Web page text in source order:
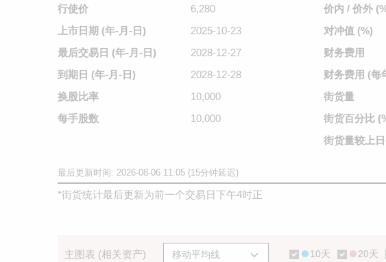
行使价
6,280
上市日期 (年-月-日)
2025-10-23
最后交易日 (年-月-日)
2028-12-27
到期日 (年-月-日)
2028-12-28
换股比率
10,000
每手股数
10,000
价内 / 价外
对冲值 (%)
财务费用
财务费用 (每
街货量
街货百分比
街货量较 上
最后更新时间: 2026-08-06 11:05 (15分钟延迟)
*街货统计最后更新为前一个交易日下午4时正
主图表 (相关资产) 10天 20天